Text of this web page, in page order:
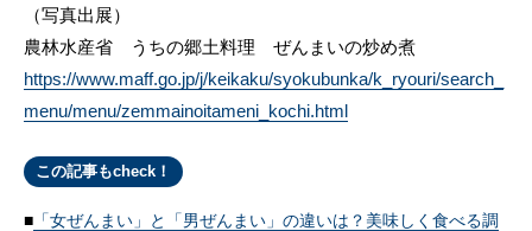
（写真出展）
農林水産省 うちの郷土料理 ぜんまいの炒め煮
https://www.maff.go.jp/j/keikaku/syokubunka/k_ryouri/search_
menu/menu/zemmainoitameni_kochi.html
この記事もcheck！
「女ぜんまい」と「男ぜんまい」の違いは？美味しく食べる調